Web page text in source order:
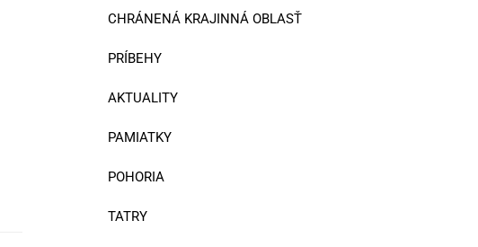
CHRÁNENÁ KRAJINNÁ OBLASŤ
PRÍBEHY
AKTUALITY
PAMIATKY
POHORIA
TATRY